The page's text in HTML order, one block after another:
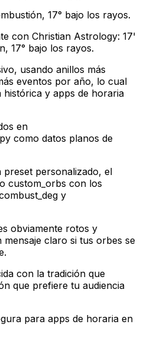
17° bajo los rayos.
con Christian Astrology: 17'
17° bajo los rayos.
usando anillos más
eventos por año, lo cual
histórica y apps de horaria
en
como datos planos de
preset personalizado, el
custom_orbs con los
y
obviamente rotos y
claro si tus orbes se
.
con la tradición que
que prefiere tu audiencia
para apps de horaria en